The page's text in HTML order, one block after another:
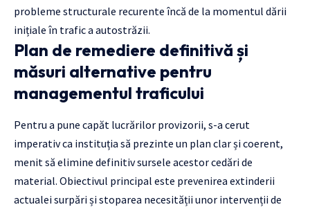
probleme structurale recurente încă de la momentul dării
inițiale în trafic a autostrăzii.
Plan de remediere definitivă și
măsuri alternative pentru
managementul traficului
Pentru a pune capăt lucrărilor provizorii, s-a cerut
imperativ ca instituția să prezinte un plan clar și coerent,
menit să elimine definitiv sursele acestor cedări de
material. Obiectivul principal este prevenirea extinderii
actualei surpări și stoparea necesității unor intervenții de